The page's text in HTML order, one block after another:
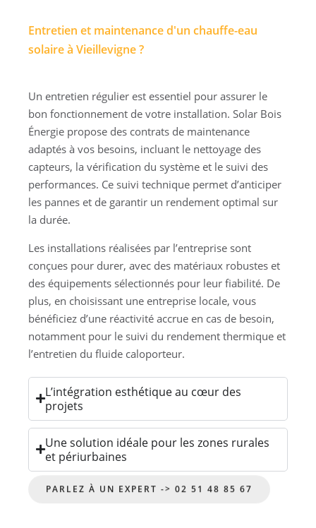
Entretien et maintenance d'un chauffe-eau
solaire à Vieillevigne ?
Un entretien régulier est essentiel pour assurer le
bon fonctionnement de votre installation. Solar Bois
Énergie propose des contrats de maintenance
adaptés à vos besoins, incluant le nettoyage des
capteurs, la vérification du système et le suivi des
performances. Ce suivi technique permet d’anticiper
les pannes et de garantir un rendement optimal sur
la durée.
Les installations réalisées par l’entreprise sont
conçues pour durer, avec des matériaux robustes et
des équipements sélectionnés pour leur fiabilité. De
plus, en choisissant une entreprise locale, vous
bénéficiez d’une réactivité accrue en cas de besoin,
notamment pour le suivi du rendement thermique et
l’entretien du fluide caloporteur.
L’intégration esthétique au cœur des
projets
Une solution idéale pour les zones rurales
et périurbaines